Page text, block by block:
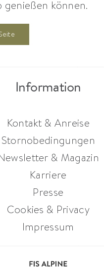
können.
Information
Kontakt & Anreise
Stornobedingungen
& Magazin
Karriere
Presse
Cookies & Privacy
Impressum